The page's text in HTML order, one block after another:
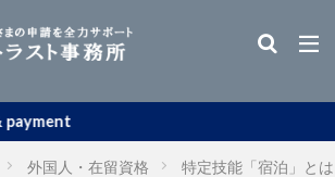
外国人・在留資格 特定技能「宿泊」と